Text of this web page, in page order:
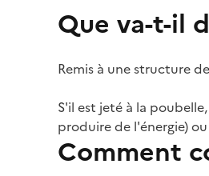
Que va-t-il
Remis à une structure
S'il est jeté à la
produire de l'énergie)
Comment